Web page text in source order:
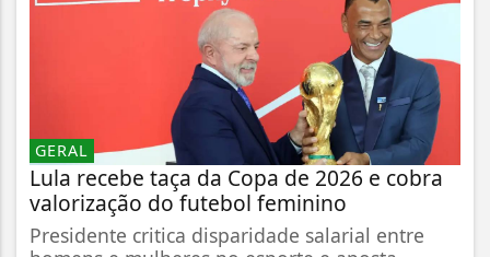
GERAL
Lula recebe taça da Copa de 2026 e cobra
valorização do futebol feminino
Presidente critica disparidade salarial entre